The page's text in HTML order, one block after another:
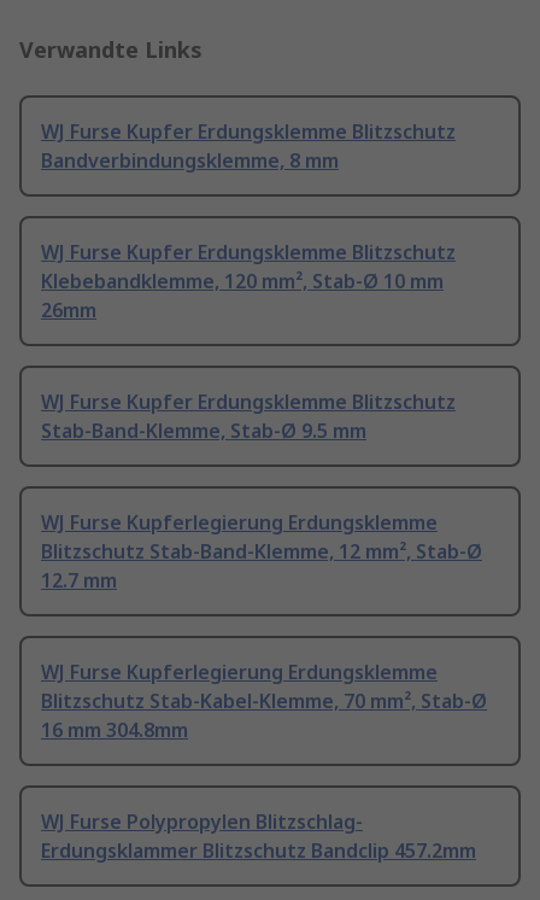
Verwandte Links
WJ Furse Kupfer Erdungsklemme Blitzschutz
Bandverbindungsklemme, 8 mm
WJ Furse Kupfer Erdungsklemme Blitzschutz
Klebebandklemme, 120 mm², Stab-Ø 10 mm
26mm
WJ Furse Kupfer Erdungsklemme Blitzschutz
Stab-Band-Klemme, Stab-Ø 9.5 mm
WJ Furse Kupferlegierung Erdungsklemme
Blitzschutz Stab-Band-Klemme, 12 mm², Stab-Ø
12.7 mm
WJ Furse Kupferlegierung Erdungsklemme
Blitzschutz Stab-Kabel-Klemme, 70 mm², Stab-Ø
16 mm 304.8mm
WJ Furse Polypropylen Blitzschlag-
Erdungsklammer Blitzschutz Bandclip 457.2mm